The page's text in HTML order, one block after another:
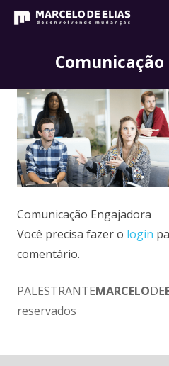
Comunicação Engajadora
Você precisa fazer o login
comentário.
PALESTRANTEMARCELODE
reservados